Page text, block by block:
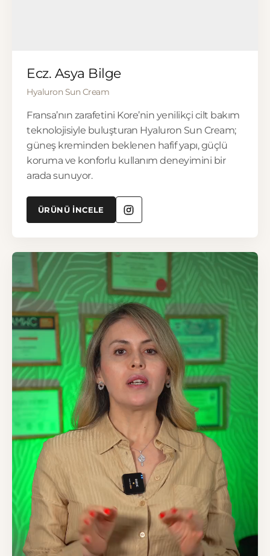
▶
Ecz. Asya Bilge
Hyaluron Sun Cream
Fransa’nın zarafetini Kore’nin yenilikçi cilt bakım
teknolojisiyle buluşturan Hyaluron Sun Cream;
güneş kreminden beklenen hafif yapı, güçlü
koruma ve konforlu kullanım deneyimini bir
arada sunuyor.
ÜRÜNÜ İNCELE